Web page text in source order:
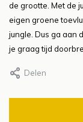
de grootte. Met de
eigen groene
jungle. Dus ga aan
je graag tijd
Delen